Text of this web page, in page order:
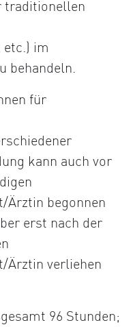
traditionellen
im
behandeln.
für
kann auch vor
Ärztin begonnen
erst nach der
Ärztin verliehen
96 Stunden;